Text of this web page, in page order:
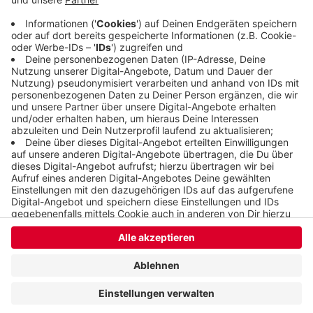
dem Haus waren, blieben unverletzt.
Veröffentlicht: Freitag, 03.03.2023 13:02
Anzeige
Anzeige